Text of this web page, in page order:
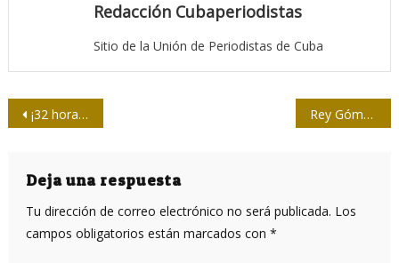
Redacción Cubaperiodistas
Sitio de la Unión de Periodistas de Cuba
Navegación
entradas
¡32 horas para llegar a Río! Rey Gómez: ciudadano Telesur
Deja una respuesta
Tu dirección de correo electrónico no será publicada. Los
campos obligatorios están marcados con *